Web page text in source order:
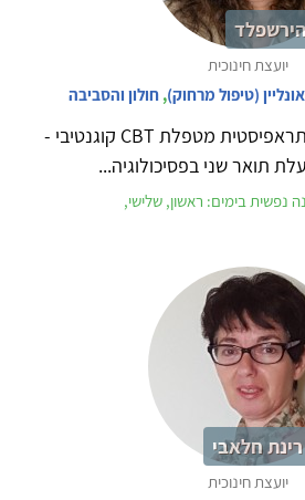
יועצת חינוכית
אונליין (טיפול מרחוק), חולון והסביבה
קרן הירשפלד פסיכותראפיסטית מטפלת CBT קוגנטיבי -
תואר שני בפסיכולוגיה...
נפשית בימים: ראשון, שלישי,
חלאבי
יועצת חינוכית